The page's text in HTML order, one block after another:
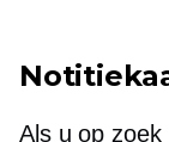
Als u op